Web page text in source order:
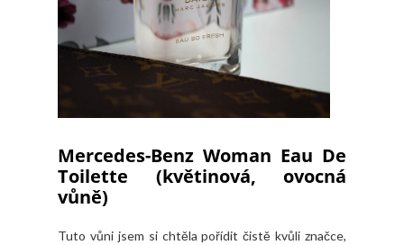
Mercedes-Benz Woman Eau De
Toilette (květinová, ovocná
vůně)
Tuto vůni jsem si chtěla pořídit čistě kvůli značce,